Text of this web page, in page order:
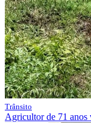
Trânsito
Agricultor de 71 anos